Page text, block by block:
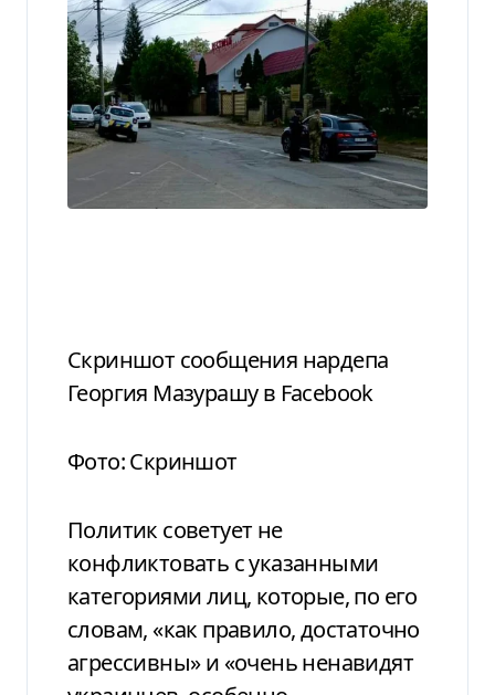
Скриншот сообщения нардепа
Георгия Мазурашу в Facebook
Фото: Скриншот
Политик советует не
конфликтовать с указанными
категориями лиц, которые, по его
словам, «как правило, достаточно
агрессивны» и «очень ненавидят